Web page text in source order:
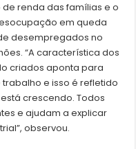
renda das famílias e o
em queda
desempregados no
“A característica dos
criados aponta para
e isso é refletido
crescendo. Todos
e ajudam a explicar
observou.